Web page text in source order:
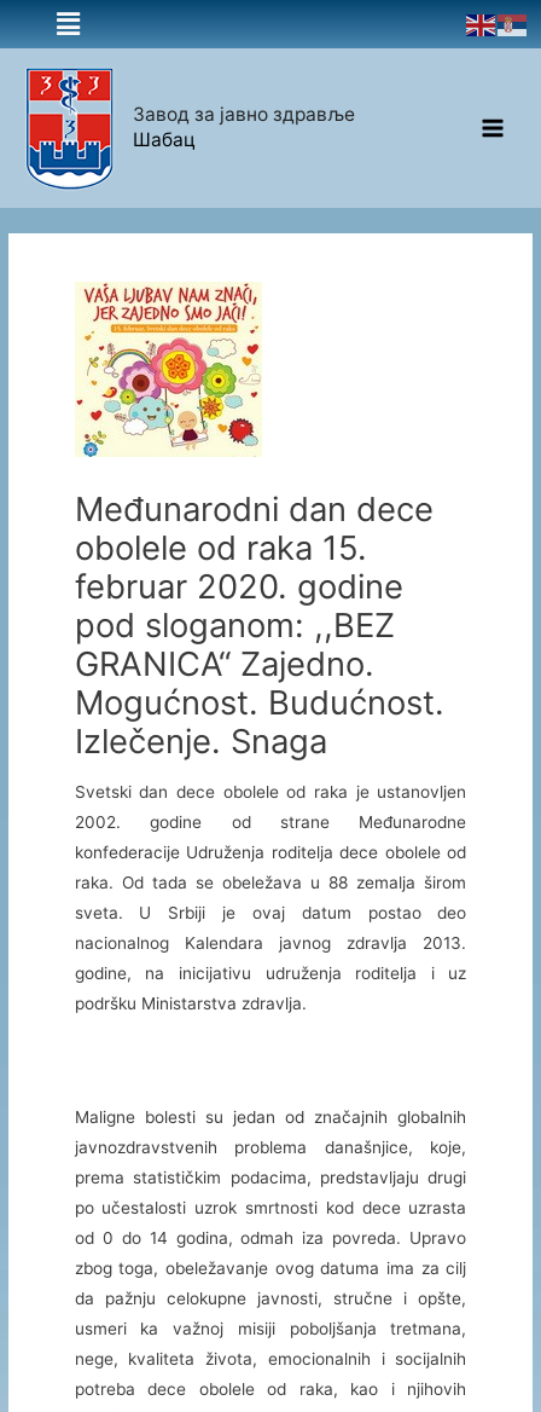
Завод за јавно здравље
Шабац
Međunarodni dan dece
obolele od raka 15.
februar 2020. godine
pod sloganom: ,,BEZ
GRANICA“ Zajedno.
Mogućnost. Budućnost.
Izlečenje. Snaga
Svetski dan dece obolele od raka je ustanovljen
2002. godine od strane Međunarodne
konfederacije Udruženja roditelja dece obolele od
raka. Od tada se obeležava u 88 zemalja širom
sveta. U Srbiji je ovaj datum postao deo
nacionalnog Kalendara javnog zdravlja 2013.
godine, na inicijativu udruženja roditelja i uz
podršku Ministarstva zdravlja.
Maligne bolesti su jedan od značajnih globalnih
javnozdravstvenih problema današnjice, koje,
prema statističkim podacima, predstavljaju drugi
po učestalosti uzrok smrtnosti kod dece uzrasta
od 0 do 14 godina, odmah iza povreda. Upravo
zbog toga, obeležavanje ovog datuma ima za cilj
da pažnju celokupne javnosti, stručne i opšte,
usmeri ka važnoj misiji poboljšanja tretmana,
nege, kvaliteta života, emocionalnih i socijalnih
potreba dece obolele od raka, kao i njihovih